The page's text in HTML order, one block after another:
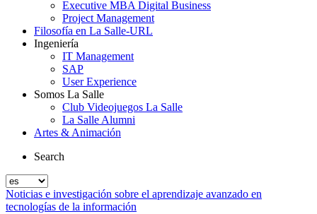
Executive MBA Digital Business
Project Management
Filosofía en La Salle-URL
Ingeniería
IT Management
SAP
User Experience
Somos La Salle
Club Videojuegos La Salle
La Salle Alumni
Artes & Animación
Search
Noticias e investigación sobre el aprendizaje avanzado en
tecnologías de la información